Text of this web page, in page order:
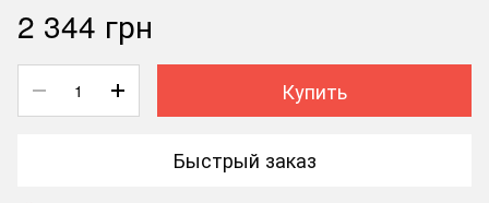
2 344 грн
Купить
Быстрый заказ